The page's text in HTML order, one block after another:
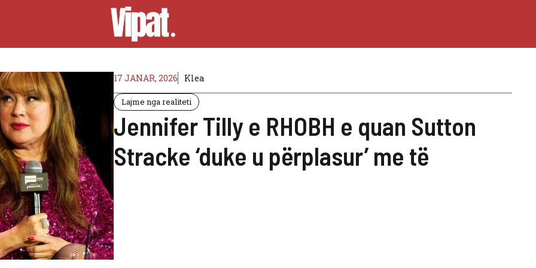
17 JANAR, 2026 Klea
Lajme nga realiteti
Jennifer Tilly e RHOBH e quan Sutton
Stracke ‘duke u përplasur’ me të